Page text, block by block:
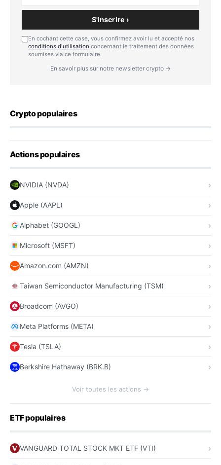
S'inscrire ›
En cochant cette case, vous confirmez avoir lu et accepté nos
conditions d'utilisation concernant le traitement des données
soumises via ce formulaire.
En savoir plus sur notre newsletter crypto →
Crypto populaires
Actions populaires
NVIDIA (NVDA)
Apple (AAPL)
Alphabet (GOOGL)
Microsoft (MSFT)
Amazon.com (AMZN)
Taiwan Semiconductor Manufacturing (TSM)
Broadcom (AVGO)
Meta Platforms (META)
Tesla (TSLA)
Berkshire Hathaway (BRK.B)
Voir toutes les actions →
ETF populaires
VANGUARD TOTAL STOCK MKT ETF (VTI)